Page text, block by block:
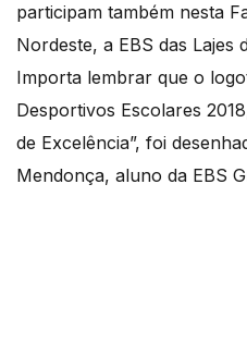
participam também nesta
Nordeste, a EBS das Lajes
Importa lembrar que o
Desportivos Escolares
de Excelência”, foi
Mendonça, aluno da EBS